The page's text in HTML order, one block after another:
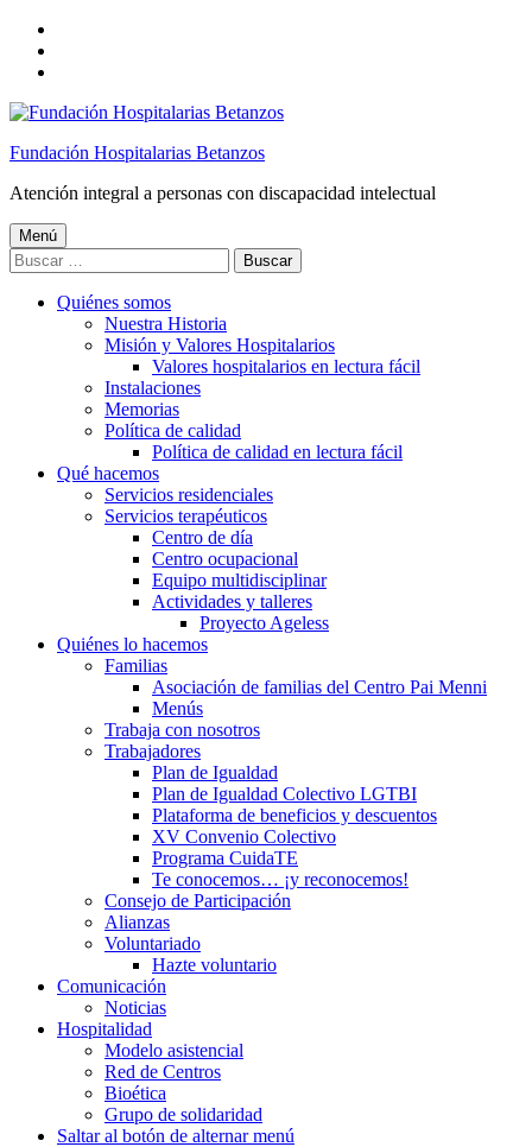
principal
principal
pie
página
Fundación Hospitalarias Betanzos
Atención integral a personas con discapacidad intelectual
Menú
Buscar:
Quiénes somos
Nuestra Historia
Misión y Valores Hospitalarios
Valores hospitalarios en lectura fácil
Instalaciones
Memorias
Política de calidad
Política de calidad en lectura fácil
Qué hacemos
Servicios residenciales
Servicios terapéuticos
Centro de día
Centro ocupacional
Equipo multidisciplinar
Actividades y talleres
Proyecto Ageless
Quiénes lo hacemos
Familias
Asociación de familias del Centro Pai Menni
Menús
Trabaja con nosotros
Trabajadores
Plan de Igualdad
Plan de Igualdad Colectivo LGTBI
Plataforma de beneficios y descuentos
XV Convenio Colectivo
Programa CuidaTE
Te conocemos… ¡y reconocemos!
Consejo de Participación
Alianzas
Voluntariado
Hazte voluntario
Comunicación
Noticias
Hospitalidad
Modelo asistencial
Red de Centros
Bioética
Grupo de solidaridad
Saltar al botón de alternar menú